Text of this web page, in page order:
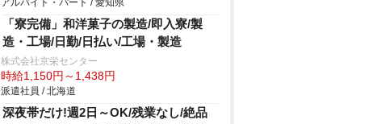
アルバイト・パート / 愛知県
「寮完備」和洋菓子の製造/即入寮/製
造・工場/日勤/日払い/工場・製造
株式会社京栄センター
時給1,150円～1,438円
派遣社員 / 北海道
深夜帯だけ!週2日～OK/残業なし/絶品